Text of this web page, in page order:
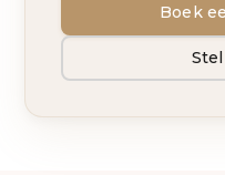
Boek